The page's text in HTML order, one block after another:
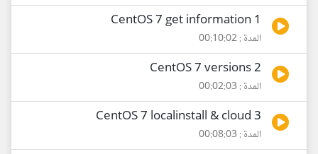
1 CentOS 7 get information
المدة : 00:10:02
2 CentOS 7 versions
المدة : 00:02:03
3 CentOS 7 localinstall & cloud
المدة : 00:08:03